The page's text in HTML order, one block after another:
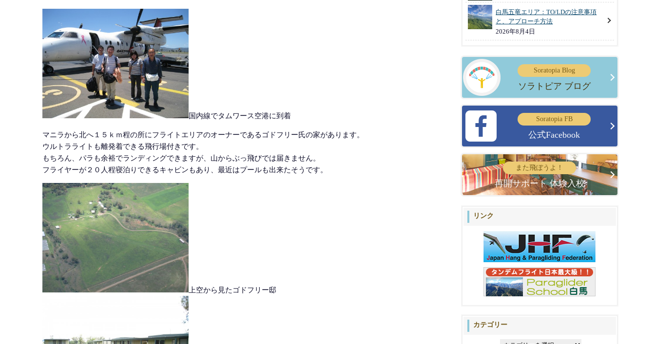
国内線でタムワース空港に到着
マニラから北へ１５ｋｍ程の所にフライトエリアのオーナーであるゴドフリー氏の家があります。
ウルトラライトも離発着できる飛行場付きです。
もちろん、パラも余裕でランディングできますが、山からぶっ飛びでは届きません。
フライヤーが２０人程寝泊りできるキャビンもあり、最近はプールも出来たそうです。
上空から見たゴドフリー邸
白馬五竜エリア：TO/LDの注意事項
と、アプローチ方法
2026年8月4日
Soratopia Blog
ソラトピア ブログ
Soratopia FB
公式Facebook
また飛ぼうよ！
再開サポート 体験入校
リンク
カテゴリー